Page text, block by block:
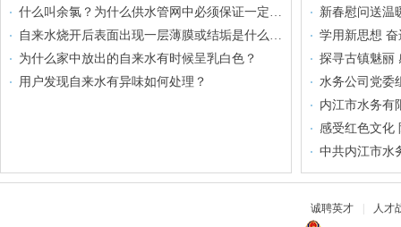
20260106停水公告
什么叫余氯？为什么供水管网中必须保证一定的余氯量？
自来水烧开后表面出现一层薄膜或结垢是什么原因？
为什么家中放出的自来水有时候呈乳白色？
用户发现自来水有异味如何处理？
新春慰问送温
探寻古镇魅丽
水务公司党委
感受红色文
诚聘英才 人才